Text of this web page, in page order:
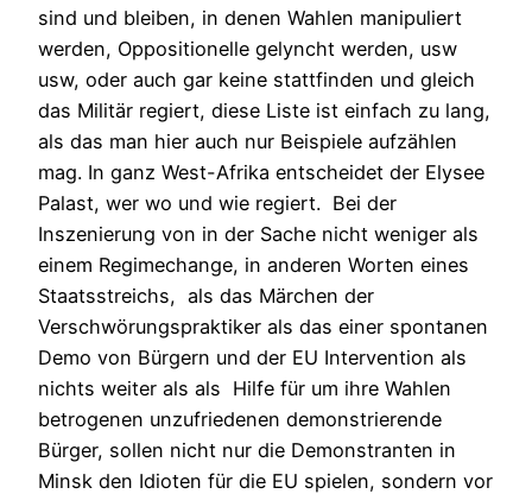
sind und bleiben, in denen Wahlen manipuliert
werden, Oppositionelle gelyncht werden, usw
usw, oder auch gar keine stattfinden und gleich
das Militär regiert, diese Liste ist einfach zu lang,
als das man hier auch nur Beispiele aufzählen
mag. In ganz West-Afrika entscheidet der Elysee
Palast, wer wo und wie regiert. Bei der
Inszenierung von in der Sache nicht weniger als
einem Regimechange, in anderen Worten eines
Staatsstreichs, als das Märchen der
Verschwörungspraktiker als das einer spontanen
Demo von Bürgern und der EU Intervention als
nichts weiter als als Hilfe für um ihre Wahlen
betrogenen unzufriedenen demonstrierende
Bürger, sollen nicht nur die Demonstranten in
Minsk den Idioten für die EU spielen, sondern vor